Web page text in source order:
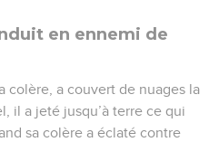
en ennemi de
colère, a couvert de nuages la
il a jeté jusqu’à terre ce qui
sa colère a éclaté contre